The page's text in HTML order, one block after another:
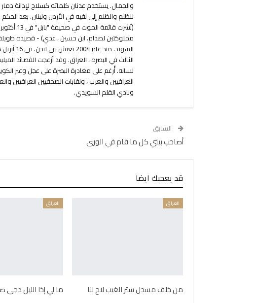
مملوكتين لصدام. ابن حسين ، عدي) - قصيدة طويلة
الثالث في البصرة ، العراق. وقد أزعجت القصائد
لسانه. أُرغم على مغادرة البصرة على عجل وعبر
العراقيين والعرب ، ونقابات الصحفيين العراقيين
ونادي القلم السويدي.
السابق
أصاحب بيتي كل ما قام في الورى
قد يعجبك ايضا
العراق
من خلف مسدل ستر الغيب لاح لنا
العراق
ما لي إذا الليل دجى